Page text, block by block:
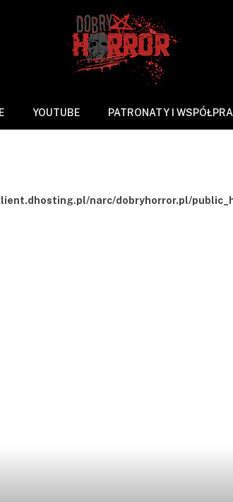
YOUTUBE PATRONATY I
narc/dobryhorror.pl/